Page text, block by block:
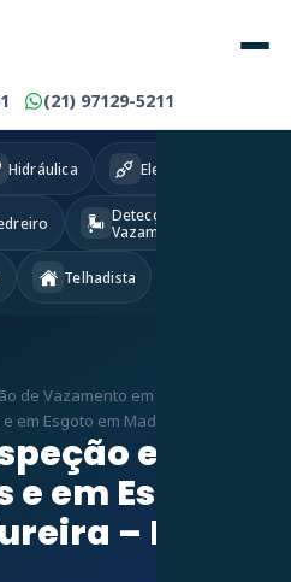
(21) 97129-5211
Hidráulica Eletricista
Detecção
Vazamentos
Telhadista
de Vazamento em RJ
Esgoto em Madureira – RJ
em
em Esgoto
– RJ